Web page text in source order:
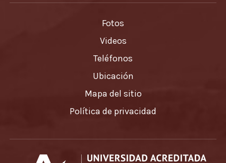
Fotos
Videos
Teléfonos
Ubicación
Mapa del sitio
Política de privacidad